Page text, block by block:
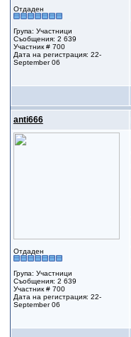
Отдаден
Група: Участници
Съобщения: 2 639
Участник # 700
Дата на регистрация: 22-
September 06
anti666
Отдаден
Група: Участници
Съобщения: 2 639
Участник # 700
Дата на регистрация: 22-
September 06